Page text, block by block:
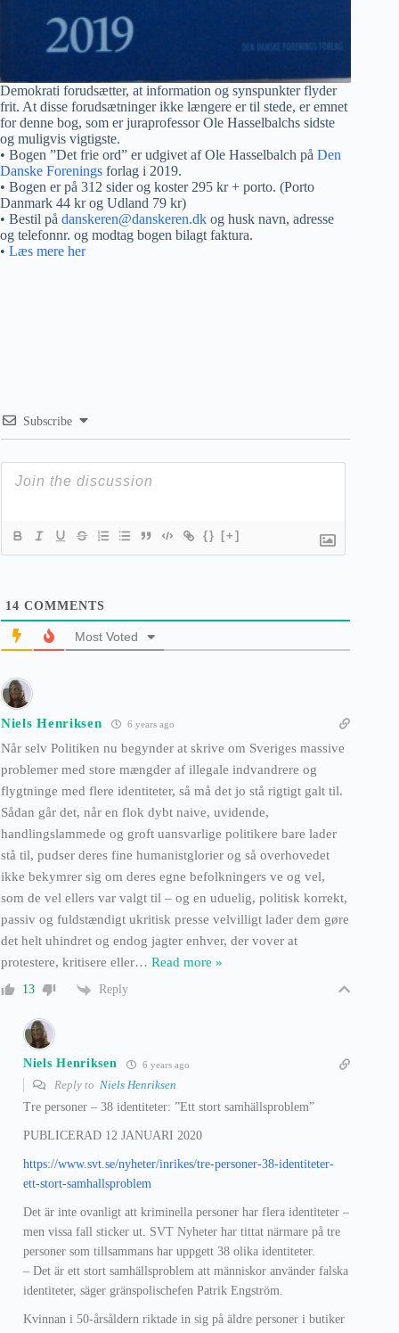
Demokrati forudsætter, at information og synspunkter flyder
frit. At disse forudsætninger ikke længere er til stede, er emnet
for denne bog, som er juraprofessor Ole Hasselbalchs sidste
og muligvis vigtigste.
• Bogen ”Det frie ord” er udgivet af Ole Hasselbalch på Den
Danske Forenings forlag i 2019.
• Bogen er på 312 sider og koster 295 kr + porto. (Porto
Danmark 44 kr og Udland 79 kr)
• Bestil på danskeren@danskeren.dk og husk navn, adresse
og telefonnr. og modtag bogen bilagt faktura.
• Læs mere her
Subscribe
{} [+]
14 COMMENTS
Most Voted
Niels Henriksen 6 years ago
Når selv Politiken nu begynder at skrive om Sveriges massive
problemer med store mængder af illegale indvandrere og
flygtninge med flere identiteter, så må det jo stå rigtigt galt til.
Sådan går det, når en flok dybt naive, uvidende,
handlingslammede og groft uansvarlige politikere bare lader
stå til, pudser deres fine humanistglorier og så overhovedet
ikke bekymrer sig om deres egne befolkningers ve og vel,
som de vel ellers var valgt til – og en uduelig, politisk korrekt,
passiv og fuldstændigt ukritisk presse velvilligt lader dem gøre
det helt uhindret og endog jagter enhver, der vover at
protestere, kritisere eller… Read more »
13 Reply
Niels Henriksen 6 years ago
Reply to Niels Henriksen
Tre personer – 38 identiteter: ”Ett stort samhällsproblem”
PUBLICERAD 12 JANUARI 2020
https://www.svt.se/nyheter/inrikes/tre-personer-38-identiteter-
ett-stort-samhallsproblem
Det är inte ovanligt att kriminella personer har flera identiteter –
men vissa fall sticker ut. SVT Nyheter har tittat närmare på tre
personer som tillsammans har uppgett 38 olika identiteter.
– Det är ett stort samhällsproblem att människor använder falska
identiteter, säger gränspolischefen Patrik Engström.
Kvinnan i 50-årsåldern riktade in sig på äldre personer i butiker